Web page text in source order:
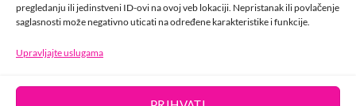
pregledanju ili jedinstveni ID-ovi na ovoj veb lokaciji. Nepristanak ili povlačenje
saglasnosti može negativno uticati na određene karakteristike i funkcije.
Upravljajte uslugama
DODAJ U KORPU
1 2